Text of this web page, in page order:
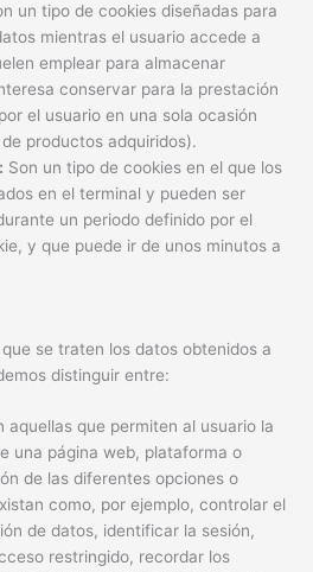
un tipo de cookies diseñadas para
mientras el usuario accede a
emplear para almacenar
conservar para la prestación
el usuario en una sola ocasión
productos adquiridos).
Son un tipo de cookies en el que los
en el terminal y pueden ser
un periodo definido por el
y que puede ir de unos minutos a
se traten los datos obtenidos a
distinguir entre:
aquellas que permiten al usuario la
una página web, plataforma o
de las diferentes opciones o
como, por ejemplo, controlar el
de datos, identificar la sesión,
restringido, recordar los